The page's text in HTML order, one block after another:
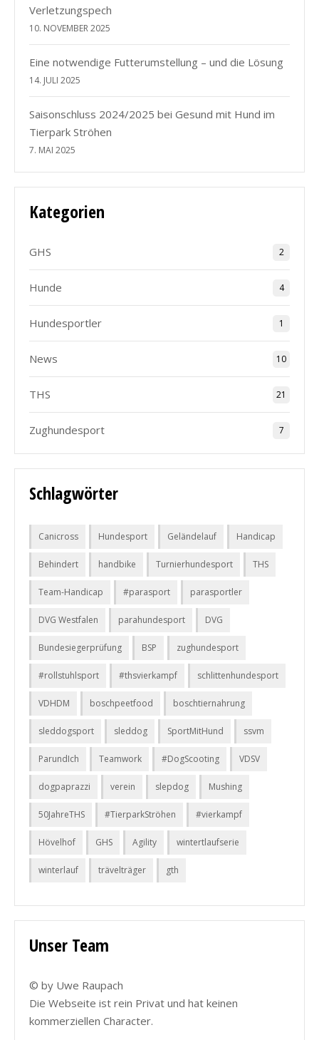
Verletzungspech
10. NOVEMBER 2025
Eine notwendige Futterumstellung – und die Lösung
14. JULI 2025
Saisonschluss 2024/2025 bei Gesund mit Hund im
Tierpark Ströhen
7. MAI 2025
Kategorien
GHS 2
Hunde 4
Hundesportler 1
News 10
THS 21
Zughundesport 7
Schlagwörter
Canicross Hundesport Geländelauf Handicap
Behindert handbike Turnierhundesport THS
Team-Handicap #parasport parasportler
DVG Westfalen parahundesport DVG
Bundesiegerprüfung BSP zughundesport
#rollstuhlsport #thsvierkampf schlittenhundesport
VDHDM boschpeetfood boschtiernahrung
sleddogsport sleddog SportMitHund ssvm
ParundIch Teamwork #DogScooting VDSV
dogpaprazzi verein slepdog Mushing
50JahreTHS #TierparkStröhen #vierkampf
Hövelhof GHS Agility wintertlaufserie
winterlauf trävelträger gth
Unser Team
© by Uwe Raupach
Die Webseite ist rein Privat und hat keinen
kommerziellen Character.